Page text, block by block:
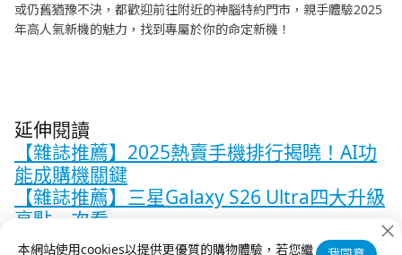
或仍舊猶豫不決，都歡迎前往附近的神腦特約門市，親手體驗2025
年高人氣新機的魅力，找到專屬於你的命定新機！
延伸閱讀
【雜誌推薦】2025熱賣手機排行揭曉！AI功
能成購機關鍵
【雜誌推薦】三星Galaxy S26 Ultra四大升級
亮點一次看
【雜誌推薦】年終入袋換新機！升級你的工
本網站使用cookies以提供更優質的購物體驗，若您繼